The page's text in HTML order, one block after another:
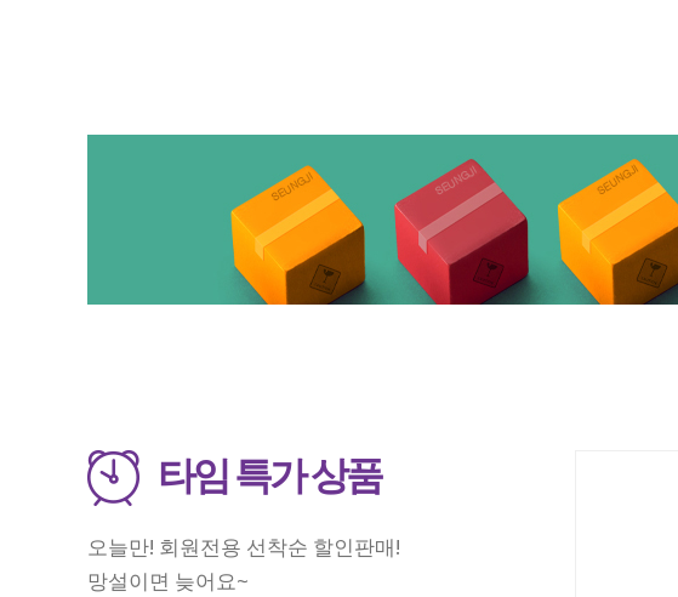
타임 특가 상품
오늘만! 회원전용 선착순 할인판매!
망설이면 늦어요~